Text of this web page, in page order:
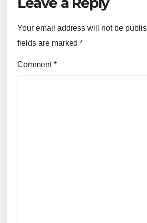
Your email address will not be
fields are marked *
Comment*